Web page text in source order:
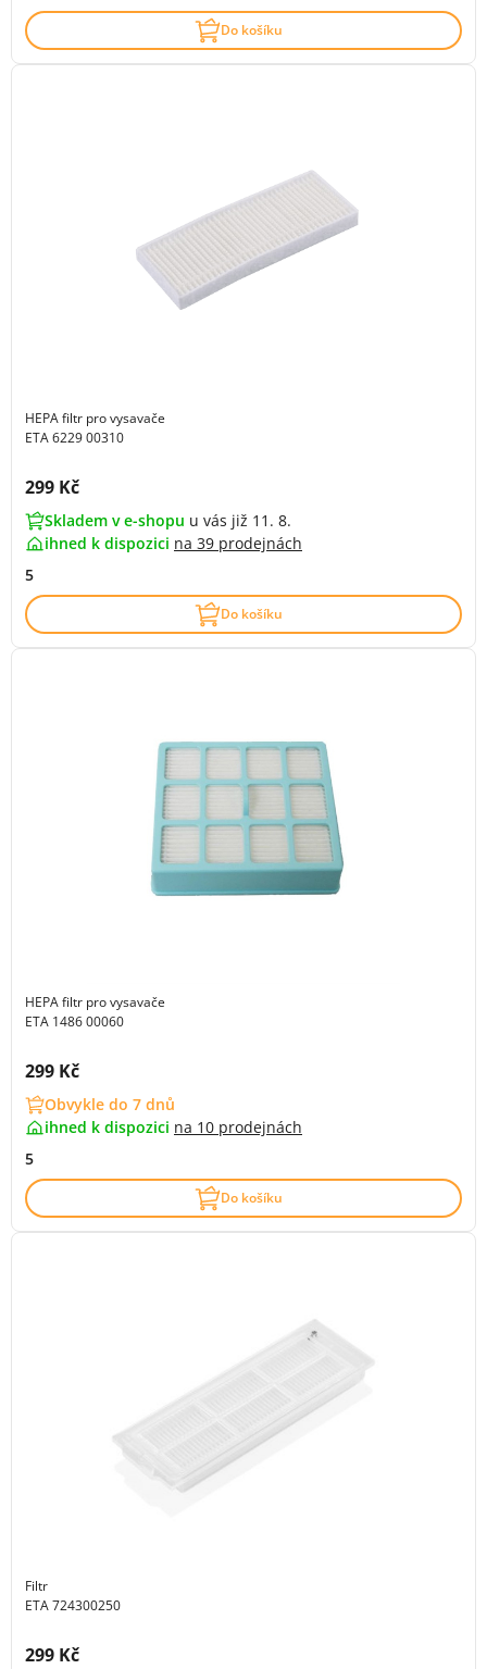
Do košíku
HEPA filtr pro vysavače
ETA 6229 00310
Cena s DPH:
299 Kč
Skladem v e-shopu u vás již 11. 8.
ihned k dispozici na 39 prodejnách
5
Do košíku
HEPA filtr pro vysavače
ETA 1486 00060
Cena s DPH:
299 Kč
Obvykle do 7 dnů
ihned k dispozici na 10 prodejnách
5
Do košíku
Filtr
ETA 724300250
Cena s DPH:
299 Kč